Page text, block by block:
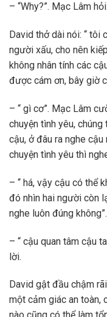
– “Why?”. Mạc Lâm hỏi.
David thở dài nói: “ tôi
người xấu, cho nên
không nhân tính các
được cám ơn, bây giờ
– “ gì cơ”. Mạc Lâm
chuyện tình yêu,
cậu, ở đâu ra nghe
chuyện tình yêu thì
– “ há, vậy cậu có thể
đó nhìn hai người còn
nghe luôn đúng không”.
– “ cậu quan tâm cậu
lời.
David gật đầu chậm
một cảm giác an toàn,